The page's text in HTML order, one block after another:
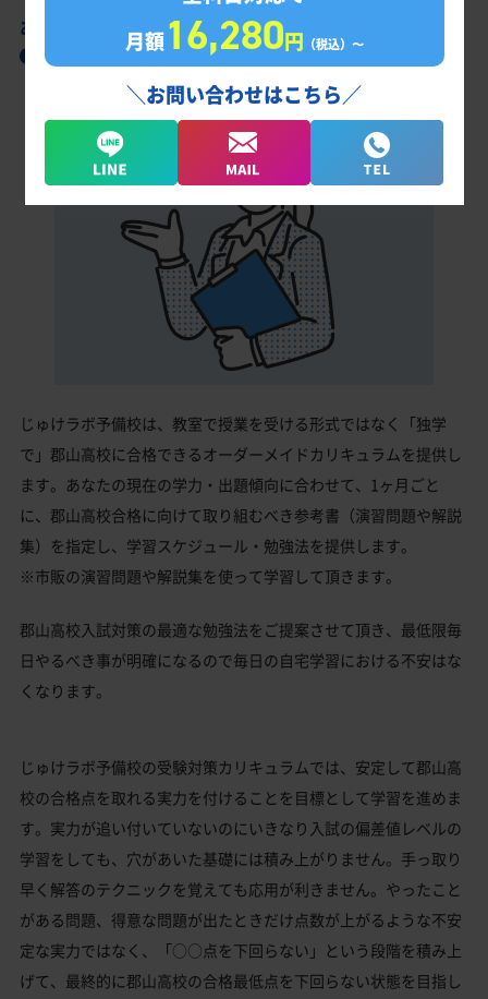
あなただけの学習計画だから成果が出る！
郡山高校合格に向けた受験対策カリキュラム
じゅけラボ予備校は、教室で授業を受ける形式ではなく「独学
で」郡山高校に合格できるオーダーメイドカリキュラムを提供し
ます。あなたの現在の学力・出題傾向に合わせて、1ヶ月ごと
に、郡山高校合格に向けて取り組むべき参考書（演習問題や解説
集）を指定し、学習スケジュール・勉強法を提供します。
※市販の演習問題や解説集を使って学習して頂きます。
郡山高校入試対策の最適な勉強法をご提案させて頂き、最低限毎
日やるべき事が明確になるので毎日の自宅学習における不安はな
くなります。
じゅけラボ予備校の受験対策カリキュラムでは、安定して郡山高
校の合格点を取れる実力を付けることを目標として学習を進めま
す。実力が追い付いていないのにいきなり入試の偏差値レベルの
学習をしても、穴があいた基礎には積み上がりません。手っ取り
早く解答のテクニックを覚えても応用が利きません。やったこと
がある問題、得意な問題が出たときだけ点数が上がるような不安
定な実力ではなく、「○○点を下回らない」という段階を積み上
げて、最終的に郡山高校の合格最低点を下回らない状態を目指し
月額16,280円 （税込）〜
＼お問い合わせはこちら／